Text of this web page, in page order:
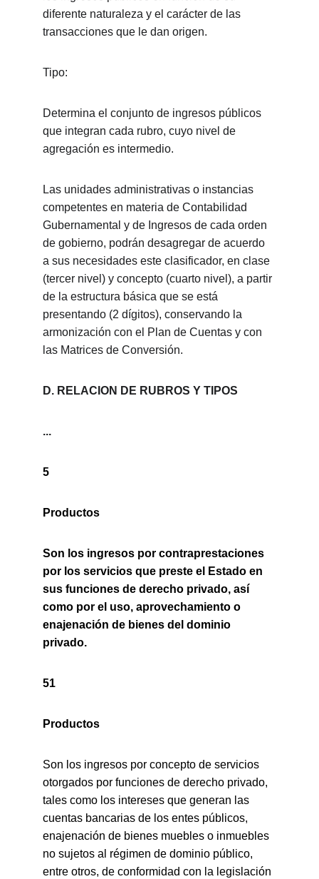
diferente naturaleza y el carácter de las
transacciones que le dan origen.
Tipo:
Determina el conjunto de ingresos públicos
que integran cada rubro, cuyo nivel de
agregación es intermedio.
Las unidades administrativas o instancias
competentes en materia de Contabilidad
Gubernamental y de Ingresos de cada orden
de gobierno, podrán desagregar de acuerdo
a sus necesidades este clasificador, en clase
(tercer nivel) y concepto (cuarto nivel), a partir
de la estructura básica que se está
presentando (2 dígitos), conservando la
armonización con el Plan de Cuentas y con
las Matrices de Conversión.
D. RELACION DE RUBROS Y TIPOS
...
5
Productos
Son los ingresos por contraprestaciones
por los servicios que preste el Estado en
sus funciones de derecho privado, así
como por el uso, aprovechamiento o
enajenación de bienes del dominio
privado.
51
Productos
Son los ingresos por concepto de servicios
otorgados por funciones de derecho privado,
tales como los intereses que generan las
cuentas bancarias de los entes públicos,
enajenación de bienes muebles o inmuebles
no sujetos al régimen de dominio público,
entre otros, de conformidad con la legislación